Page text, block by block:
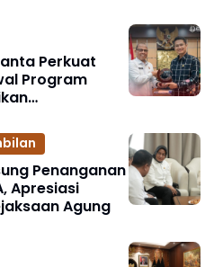
Perkuat
Program
Penanganan
Apresiasi
Agung